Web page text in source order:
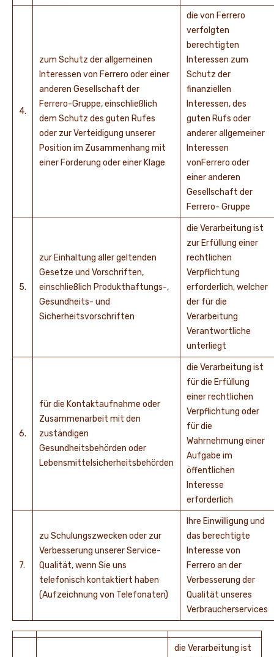
4.
zum Schutz der allgemeinen
Interessen von Ferrero oder einer
anderen Gesellschaft der
Ferrero-Gruppe, einschließlich
dem Schutz des guten Rufes
oder zur Verteidigung unserer
Position im Zusammenhang mit
einer Forderung oder einer Klage
die von Ferrero
verfolgten
berechtigten
Interessen zum
Schutz der
finanziellen
Interessen, des
guten Rufs oder
anderer allgemeiner
Interessen
vonFerrero oder
einer anderen
Gesellschaft der
Ferrero- Gruppe
5.
zur Einhaltung aller geltenden
Gesetze und Vorschriften,
einschließlich Produkthaftungs-,
Gesundheits- und
Sicherheitsvorschriften
die Verarbeitung ist
zur Erfüllung einer
rechtlichen
Verpflichtung
erforderlich, welcher
der für die
Verarbeitung
Verantwortliche
unterliegt
6.
für die Kontaktaufnahme oder
Zusammenarbeit mit den
zuständigen
Gesundheitsbehörden oder
Lebensmittelsicherheitsbehörden
die Verarbeitung ist
für die Erfüllung
einer rechtlichen
Verpflichtung oder
für die
Wahrnehmung einer
Aufgabe im
öffentlichen
Interesse
erforderlich
7.
zu Schulungszwecken oder zur
Verbesserung unserer Service-
Qualität, wenn Sie uns
telefonisch kontaktiert haben
(Aufzeichnung von Telefonaten)
Ihre Einwilligung und
das berechtigte
Interesse von
Ferrero an der
Verbesserung der
Qualität unseres
Verbraucherservices
die Verarbeitung ist